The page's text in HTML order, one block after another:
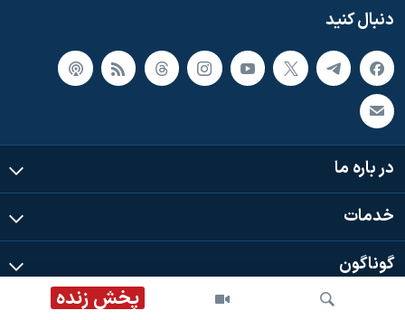
پخش زنده
دنبال کنید
در باره ما
خدمات
گوناگون